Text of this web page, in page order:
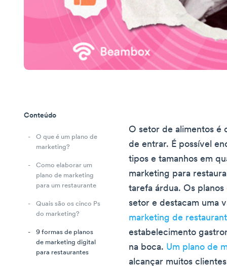
Conteúdo
O que é um plano de
marketing?
Como elaborar um
plano de marketing
para um restaurante
Quais são os cinco Ps
do marketing?
9 formas de planos
de marketing digital
para restaurantes
O setor de alimentos é
de entrar. É possível
tipos e tamanhos em
marketing para
tarefa árdua. Os
setor e destacam uma
marketing de
estabelecimento
na boca. Um plano de
alcançar muitos